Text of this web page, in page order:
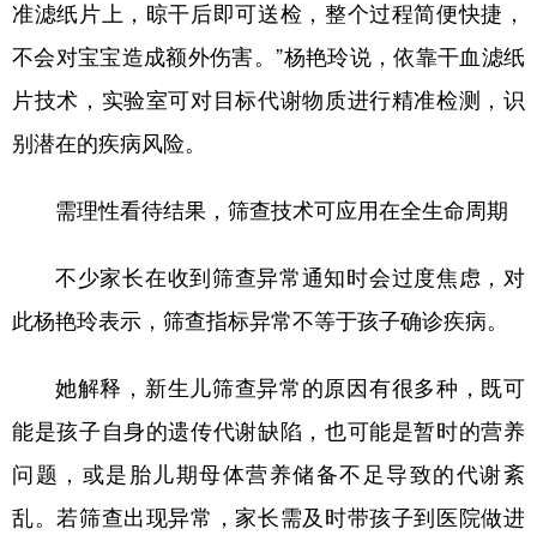
准滤纸片上，晾干后即可送检，整个过程简便快捷，
不会对宝宝造成额外伤害。”杨艳玲说，依靠干血滤纸
片技术，实验室可对目标代谢物质进行精准检测，识
别潜在的疾病风险。
需理性看待结果，筛查技术可应用在全生命周期
不少家长在收到筛查异常通知时会过度焦虑，对
此杨艳玲表示，筛查指标异常不等于孩子确诊疾病。
她解释，新生儿筛查异常的原因有很多种，既可
能是孩子自身的遗传代谢缺陷，也可能是暂时的营养
问题，或是胎儿期母体营养储备不足导致的代谢紊
乱。若筛查出现异常，家长需及时带孩子到医院做进